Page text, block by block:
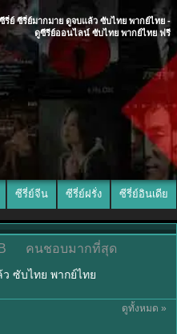
รี่ย์ ซีรี่ย์มากมาย ดูจบแล้ว ซับไทย พากย์ไทย -
ดูซีรีย์ออนไลน์ ซับไทย พากย์ไทย ฟรี
ซีรี่ย์จีน ซีรี่ย์ฝรั่ง ซีรี่ย์อินเดีย
คนชอบมากที่สุด
ซับไทย พากย์ไทย
ดูทั้งหมด »
พากย์ไทย/ซับ
พากย์ไทย/ซับ